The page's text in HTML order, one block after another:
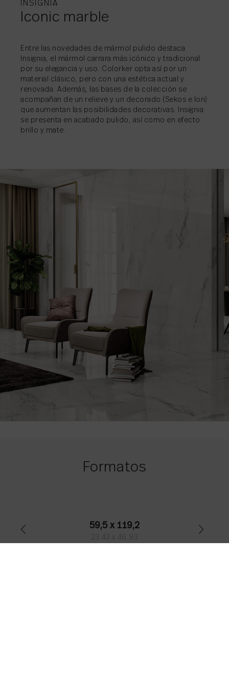
COMPARTIR→
COMPARTIR→
INSIGNIA
Iconic marble
Entre las novedades de mármol pulido destaca
Insignia, el mármol carrara más icónico y tradicional
por su elegancia y uso. Colorker opta así por un
material clásico, pero con una estética actual y
renovada. Además, las bases de la colección se
acompañan de un relieve y un decorado (Sekos e Ion)
que aumentan las posibilidades decorativas. Insignia
se presenta en acabado pulido, así como en efecto
brillo y mate.
Formatos
59,5 x 119,2
23.43 x 46.93